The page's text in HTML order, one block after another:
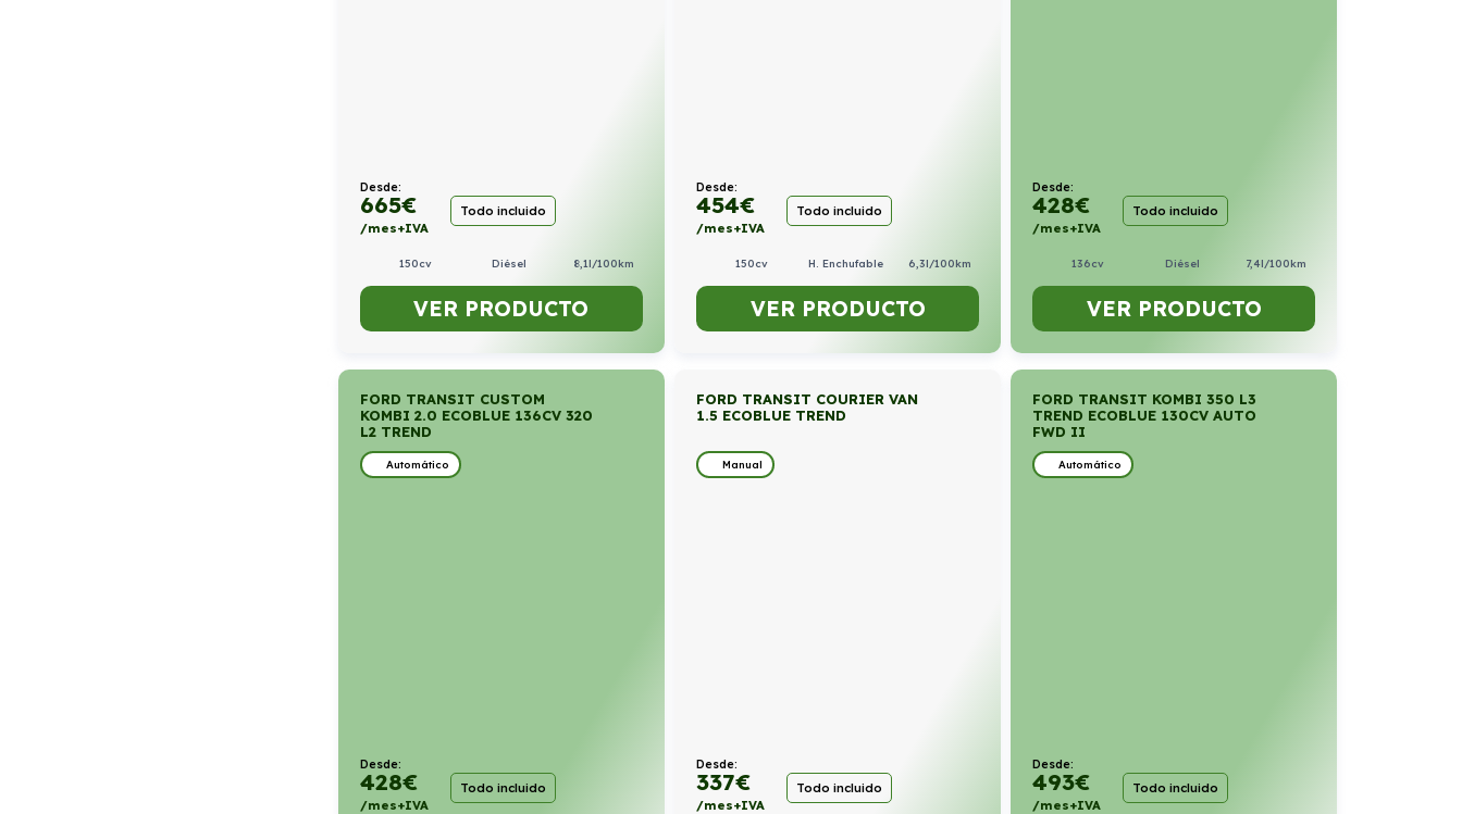
Desde:
665€
/mes+IVA
Todo incluido
150cv Diésel 8,1l/100km
VER PRODUCTO
Desde:
454€
/mes+IVA
Todo incluido
150cv H. Enchufable 6,3l/100km
VER PRODUCTO
Desde:
428€
/mes+IVA
Todo incluido
136cv Diésel 7,4l/100km
VER PRODUCTO
FORD TRANSIT CUSTOM
KOMBI 2.0 ECOBLUE 136CV 320
L2 TREND
Automático
Desde:
428€
/mes+IVA
Todo incluido
FORD TRANSIT COURIER VAN
1.5 ECOBLUE TREND
Manual
Desde:
337€
/mes+IVA
Todo incluido
FORD TRANSIT KOMBI 350 L3
TREND ECOBLUE 130CV AUTO
FWD II
Automático
Desde:
493€
/mes+IVA
Todo incluido